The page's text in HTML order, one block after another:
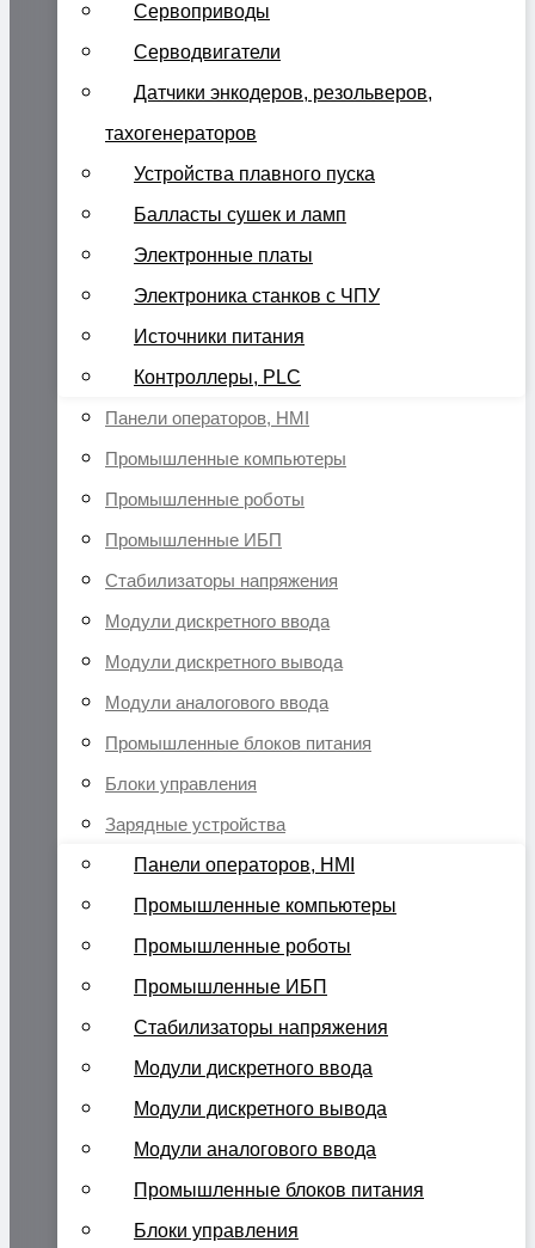
Сервоприводы
Серводвигатели
Датчики энкодеров, резольверов,
тахогенераторов
Устройства плавного пуска
Балласты сушек и ламп
Электронные платы
Электроника станков с ЧПУ
Источники питания
Контроллеры, PLC
Панели операторов, HMI
Промышленные компьютеры
Промышленные роботы
Промышленные ИБП
Стабилизаторы напряжения
Модули дискретного ввода
Модули дискретного вывода
Модули аналогового ввода
Промышленные блоков питания
Блоки управления
Зарядные устройства
Панели операторов, HMI
Промышленные компьютеры
Промышленные роботы
Промышленные ИБП
Стабилизаторы напряжения
Модули дискретного ввода
Модули дискретного вывода
Модули аналогового ввода
Промышленные блоков питания
Блоки управления